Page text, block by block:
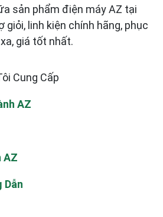
sản phẩm điện máy AZ tại
giỏi, linh kiện chính hãng, phục
giá tốt nhất.
Cung Cấp
AZ
AZ
Dẫn